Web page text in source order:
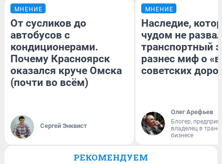
МНЕНИЕ
От сусликов до
автобусов с
кондиционерами.
Почему Красноярск
оказался круче Омска
(почти во всём)
Сергей Энквист
МНЕНИЕ
Наследие,
чудом не
транспортный
разнес миф о
советских
Олег Арефьев
Блогер,
владелец в
бизнесе
РЕКОМЕНДУЕМ